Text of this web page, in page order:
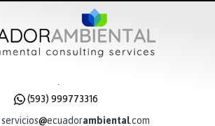
(593) 999773316
servicios ecuadorambiental.com